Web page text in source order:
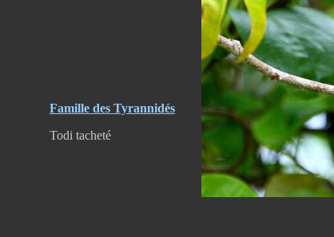
Famille des Tyrannidés
Todi tacheté